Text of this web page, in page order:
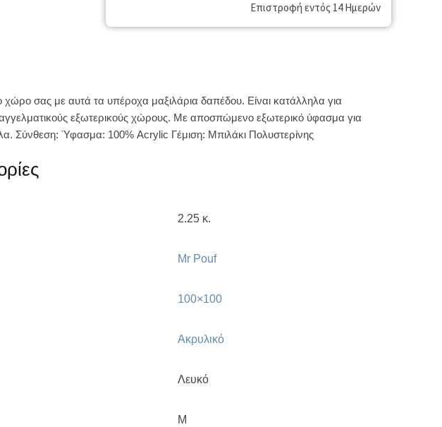
Επιστροφή εντός 14 Ημερών
σας με αυτά τα υπέροχα μαξιλάρια δαπέδου. Είναι κατάλληλα για
εξωτερικούς χώρους. Με αποσπώμενο εξωτερικό ύφασμα για
Σύνθεση: Ύφασμα: 100% Acrylic Γέμιση: Μπιλάκι Πολυστερίνης
2.25 κ.
Mr Pouf
100×100
Ακρυλικό
Λευκό
M